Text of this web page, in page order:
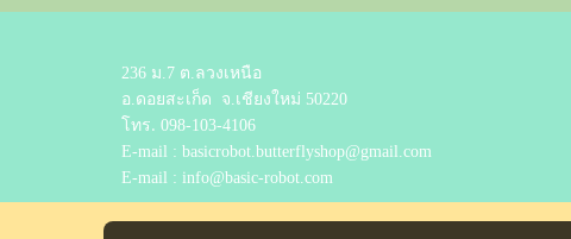
236 ม.7 ต.ลวงเหนือ
อ.ดอยสะเก็ด จ.เชียงใหม่ 50220
โทร. 098-103-4106
E-mail : basicrobot.butterflyshop@gmail.com
E-mail : info@basic-robot.com